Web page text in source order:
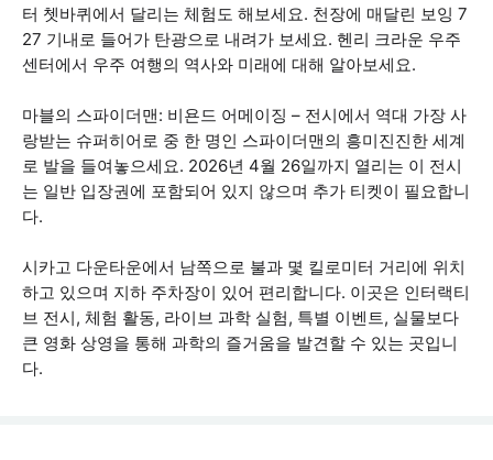
터 쳇바퀴에서 달리는 체험도 해보세요. 천장에 매달린 보잉 7
27 기내로 들어가 탄광으로 내려가 보세요. 헨리 크라운 우주
센터에서 우주 여행의 역사와 미래에 대해 알아보세요.
마블의 스파이더맨: 비욘드 어메이징 – 전시에서 역대 가장 사
랑받는 슈퍼히어로 중 한 명인 스파이더맨의 흥미진진한 세계
로 발을 들여놓으세요. 2026년 4월 26일까지 열리는 이 전시
는 일반 입장권에 포함되어 있지 않으며 추가 티켓이 필요합니
다.
시카고 다운타운에서 남쪽으로 불과 몇 킬로미터 거리에 위치
하고 있으며 지하 주차장이 있어 편리합니다. 이곳은 인터랙티
브 전시, 체험 활동, 라이브 과학 실험, 특별 이벤트, 실물보다
큰 영화 상영을 통해 과학의 즐거움을 발견할 수 있는 곳입니
다.